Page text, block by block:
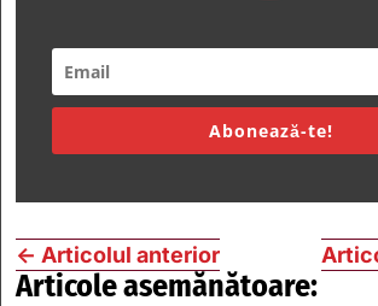
Abonează-te!
← Articolul anterior
Articole asemănătoare: